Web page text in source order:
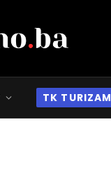
TK TURIZAM